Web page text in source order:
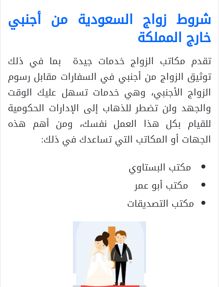
شروط زواج السعودية من أجنبي
خارج المملكة
تقدم مكاتب الزواج خدمات جيدة بما في ذلك
توثيق الزواج من أجنبي في السفارات مقابل رسوم
الزواج الأجنبي، وهي خدمات تسهل عليك الوقت
والجهد ولن تضطر للذهاب إلى الإدارات الحكومية
للقيام بكل هذا العمل نفسك، ومن أهم هذه
الجهات أو المكاتب التي تساعدك في ذلك:
مكتب البستاوي
مكتب أبو عمر
مكتب التصديقات